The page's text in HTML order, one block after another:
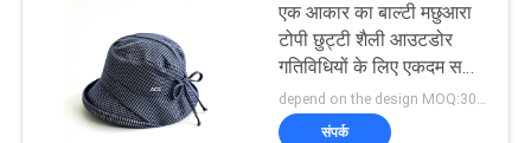
एक आकार का बाल्टी मछुआरा
टोपी छुट्टी शैली आउटडोर
गतिविधियों के लिए एकदम सही
हल्के आरामदायक और टिकाऊ
हेडवियर
depend on the design MOQ:300PCS/STYLE/COLOR/SIZE
संपर्क